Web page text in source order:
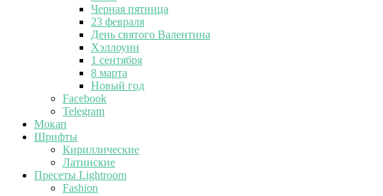
Черная пятница
23 февраля
День святого Валентина
Хэллоуин
1 сентября
8 марта
Новый год
Facebook
Telegram
Мокап
Шрифты
Кириллические
Латинские
Пресеты Lightroom
Fashion